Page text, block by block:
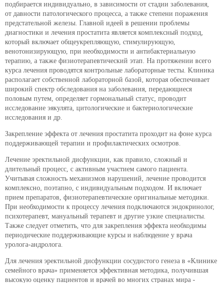
подбирается индивидуально, в зависимости от стадии заболевания,
от давности патологического процесса, а также степени поражения
предстательной железы. Главной идеей в решении проблемы
диагностики и лечения простатита является комплексный подход,
который включает общеукрепляющую, стимулирующую,
венотонизирующую, при необходимости и антибактериальную
терапию, а также физиотерапевтический этап. На протяжении всего
курса лечения проводятся контрольные лабораторные тесты. Клиника
располагает собственной лабораторной базой, которая обеспечивает
широкий спектр обследования на заболевания, передающиеся
половым путем, определяет гормональный статус, проводит
исследование эякулята, цитологические и бактериологические
исследования и др.
Закрепление эффекта от лечения простатита проходит на фоне курса
поддерживающей терапии и профилактических осмотров.
Лечение эректильной дисфункции, как правило, сложный и
длительный процесс, с активным участием самого пациента.
Учитывая сложность механизмов нарушений, лечение проводится
комплексно, поэтапно, с индивидуальным подходом. И включает
прием препаратов, физиотерапевтические оригинальные методики.
При необходимости к процессу лечения подключаются эндокринолог,
психотерапевт, мануальный терапевт и другие узкие специалисты.
Также следует отметить, что для закрепления эффекта необходимы
периодические поддерживающие курсы и наблюдение у врача
уролога-андролога.
Для лечения эректильной дисфункции сосудистого генеза в «Клинике
семейного врача» применяется эффективная методика, получившая
высокую оценку пациентов и врачей во многих странах мира -